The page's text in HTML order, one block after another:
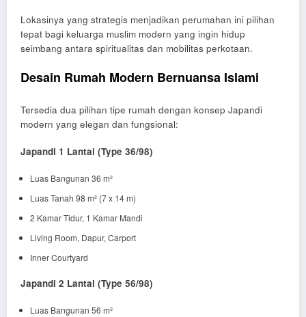
Lokasinya yang strategis menjadikan perumahan ini pilihan
tepat bagi keluarga muslim modern yang ingin hidup
seimbang antara spiritualitas dan mobilitas perkotaan.
Desain Rumah Modern Bernuansa Islami
Tersedia dua pilihan tipe rumah dengan konsep Japandi
modern yang elegan dan fungsional:
Japandi 1 Lantai (Type 36/98)
Luas Bangunan 36 m²
Luas Tanah 98 m² (7 x 14 m)
2 Kamar Tidur, 1 Kamar Mandi
Living Room, Dapur, Carport
Inner Courtyard
Japandi 2 Lantai (Type 56/98)
Luas Bangunan 56 m²